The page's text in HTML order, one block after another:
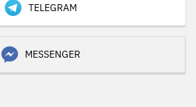
TELEGRAM
MESSENGER